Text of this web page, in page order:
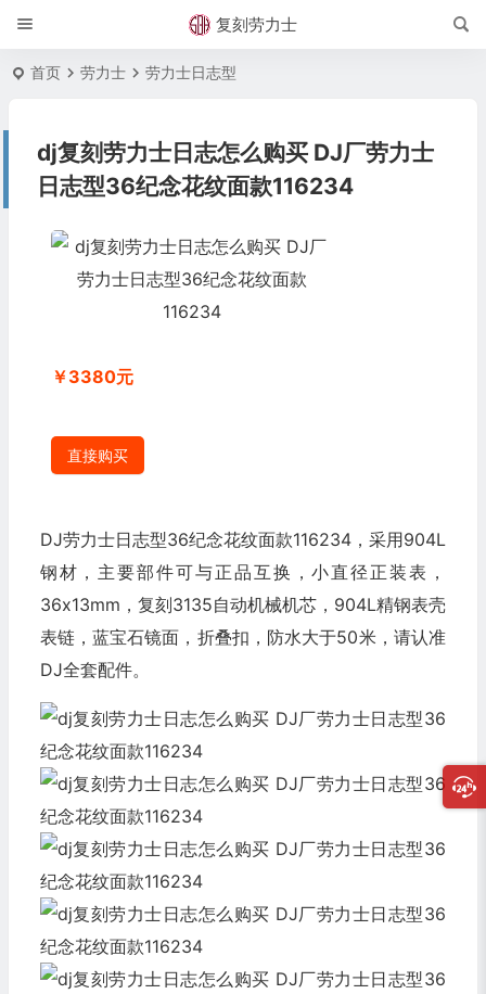
复刻劳力士
首页 劳力士 劳力士日志型
dj复刻劳力士日志怎么购买 DJ厂劳力士
日志型36纪念花纹面款116234
￥3380元
直接购买
DJ劳力士日志型36纪念花纹面款116234，采用904L
钢材，主要部件可与正品互换，小直径正装表，
36x13mm，复刻3135自动机械机芯，904L精钢表壳
表链，蓝宝石镜面，折叠扣，防水大于50米，请认准
DJ全套配件。